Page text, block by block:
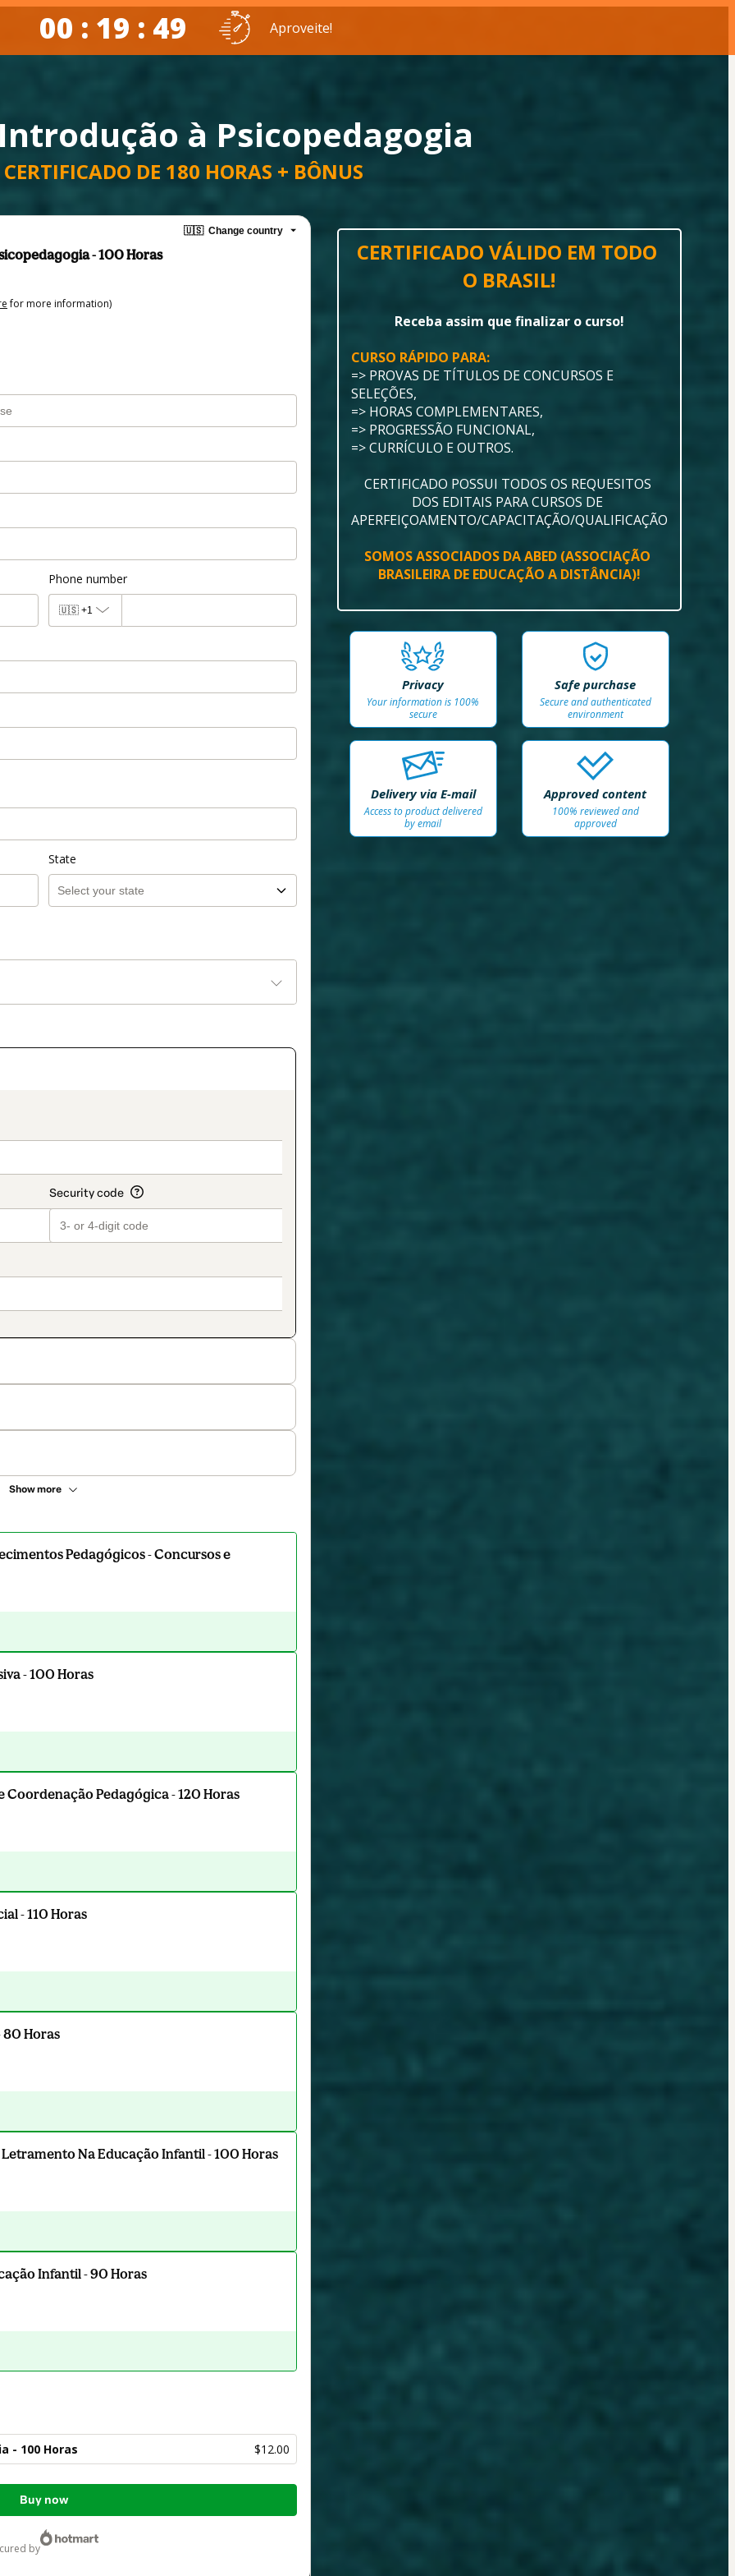
00 : 19 : 48 Aproveite!
à Psicopedagogia
CERTIFICADO DE 180 HORAS + BÔNUS
🇺🇸 Change country
- 100 Horas
for more information)
Phone number
🇺🇸 +1
State
Show more
Pedagógicos - Concursos e
- 100 Horas
Coordenação Pedagógica - 120 Horas
- 110 Horas
80 Horas
Na Educação Infantil - 100 Horas
Infantil - 90 Horas
- 100 Horas $12.00
Buy now
by
CERTIFICADO VÁLIDO EM TODO
O BRASIL!
Receba assim que finalizar o curso!
CURSO RÁPIDO PARA:
=> PROVAS DE TÍTULOS DE CONCURSOS E
SELEÇÕES,
=> HORAS COMPLEMENTARES,
=> PROGRESSÃO FUNCIONAL,
=> CURRÍCULO E OUTROS.
CERTIFICADO POSSUI TODOS OS REQUESITOS
DOS EDITAIS PARA CURSOS DE
APERFEIÇOAMENTO/CAPACITAÇÃO/QUALIFICAÇÃO
SOMOS ASSOCIADOS DA ABED (ASSOCIAÇÃO
BRASILEIRA DE EDUCAÇÃO A DISTÂNCIA)!
Privacy
Your information is 100%
secure
Safe purchase
Secure and authenticated
environment
Delivery via E-mail
Access to product delivered
by email
Approved content
100% reviewed and
approved